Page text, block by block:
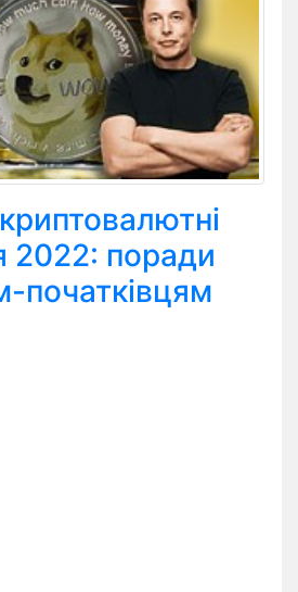
2022: поради
початківцям